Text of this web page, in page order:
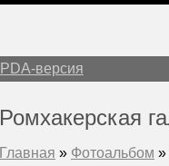
PDA-версия
Ромхакерская
Главная » Фотоальбом »